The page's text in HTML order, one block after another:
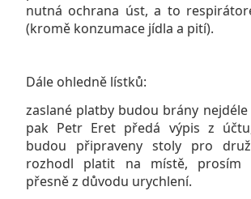
nutná ochrana úst, a to
(kromě konzumace jídla a pití).
Dále ohledně lístků:
zaslané platby budou brány nejdéle
pak Petr Eret předá výpis z
budou připraveny stoly pro
rozhodl platit na místě, prosím
přesně z důvodu urychlení.